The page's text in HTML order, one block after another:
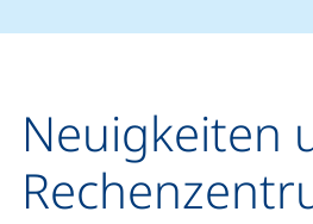
Neuigkeiten